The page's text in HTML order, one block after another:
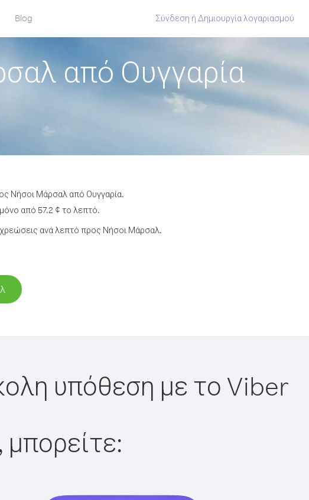
Blog Σύνδεση ή Δημιουργία λογαριασμού
από Ουγγαρία
Νήσοι Μάρσαλ από Ουγγαρία.
από 57.2 ¢ το λεπτό.
ανά λεπτό προς Νήσοι Μάρσαλ.
υπόθεση με το Viber